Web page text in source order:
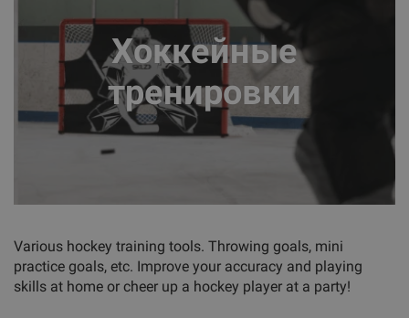
Хоккейные
тренировки
Various hockey training tools. Throwing goals, mini
practice goals, etc. Improve your accuracy and playing
skills at home or cheer up a hockey player at a party!